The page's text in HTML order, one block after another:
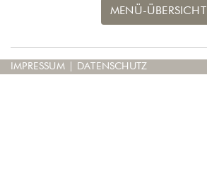
MENÜ-ÜBERSICHT
IMPRESSUM DATENSCHUTZ